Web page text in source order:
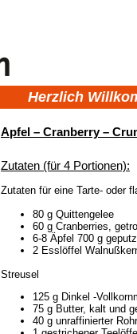
Herzlich
Apfel – Cranberry –
Zutaten (für 4 Portionen):
Zutaten für eine Tarte- oder
80 g Quittengelee
60 g Cranberries,
6-8 Äpfel 700 g
2 Esslöffel
Streusel
125 g Dinkel -
75 g Butter, kalt und
40 g unraffinierter